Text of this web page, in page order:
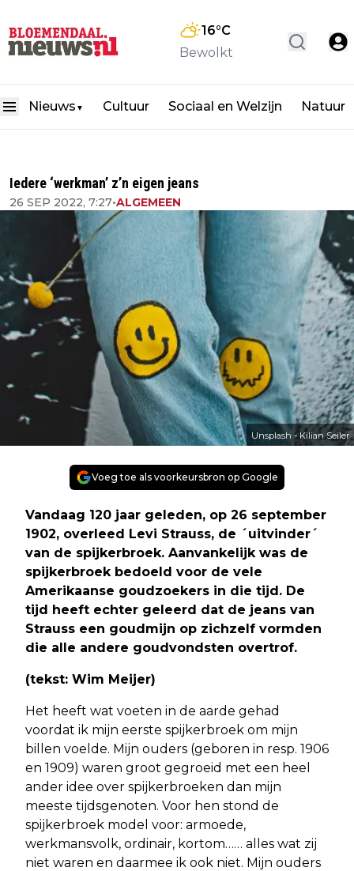
16°C
Bewolkt
Nieuws ▼ Cultuur Sociaal en Welzijn Natuur
Iedere ‘werkman’ z’n eigen jeans
26 SEP 2022, 7:27•ALGEMEEN
Unsplash - Kilian Seiler
Voeg toe als voorkeursbron op Google
Vandaag 120 jaar geleden, op 26 september
1902, overleed Levi Strauss, de ´uitvinder´
van de spijkerbroek. Aanvankelijk was de
spijkerbroek bedoeld voor de vele
Amerikaanse goudzoekers in die tijd. De
tijd heeft echter geleerd dat de jeans van
Strauss een goudmijn op zichzelf vormden
die alle andere goudvondsten overtrof.
(tekst: Wim Meijer)
Het heeft wat voeten in de aarde gehad
voordat ik mijn eerste spijkerbroek om mijn
billen voelde. Mijn ouders (geboren in resp. 1906
en 1909) waren groot gegroeid met een heel
ander idee over spijkerbroeken dan mijn
meeste tijdsgenoten. Voor hen stond de
spijkerbroek model voor: armoede,
werkmansvolk, ordinair, kortom…… alles wat zij
niet waren en daarmee ik ook niet. Mijn ouders